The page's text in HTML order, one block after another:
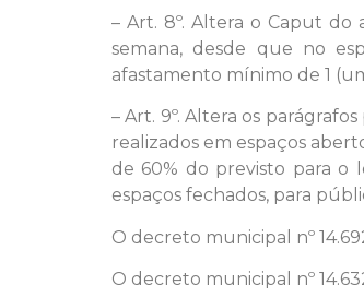
– Art. 8º. Altera o Caput do
semana, desde que no
afastamento mínimo de 1
– Art. 9º. Altera os
realizados em espaços
de 60% do previsto para o
espaços fechados, para
O decreto municipal nº
O decreto municipal nº